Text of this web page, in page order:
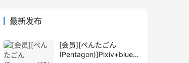
最新发布
[会员][ぺんたごん
(Pentagon)]Pixiv+blues